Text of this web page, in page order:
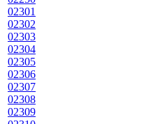
02301
02302
02303
02304
02305
02306
02307
02308
02309